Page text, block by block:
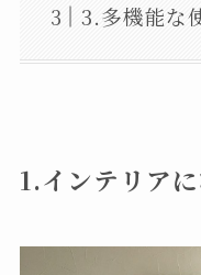
3.多機能な
1.インテリア